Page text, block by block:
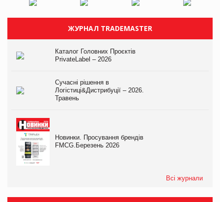
ЖУРНАЛ TRADEMASTER
Каталог Головних Проєктів
PrivateLabel – 2026
Сучасні рішення в
Логістиці&Дистрибуції – 2026.
Травень
Новинки. Просування брендів
FMCG.Березень 2026
Всі журнали